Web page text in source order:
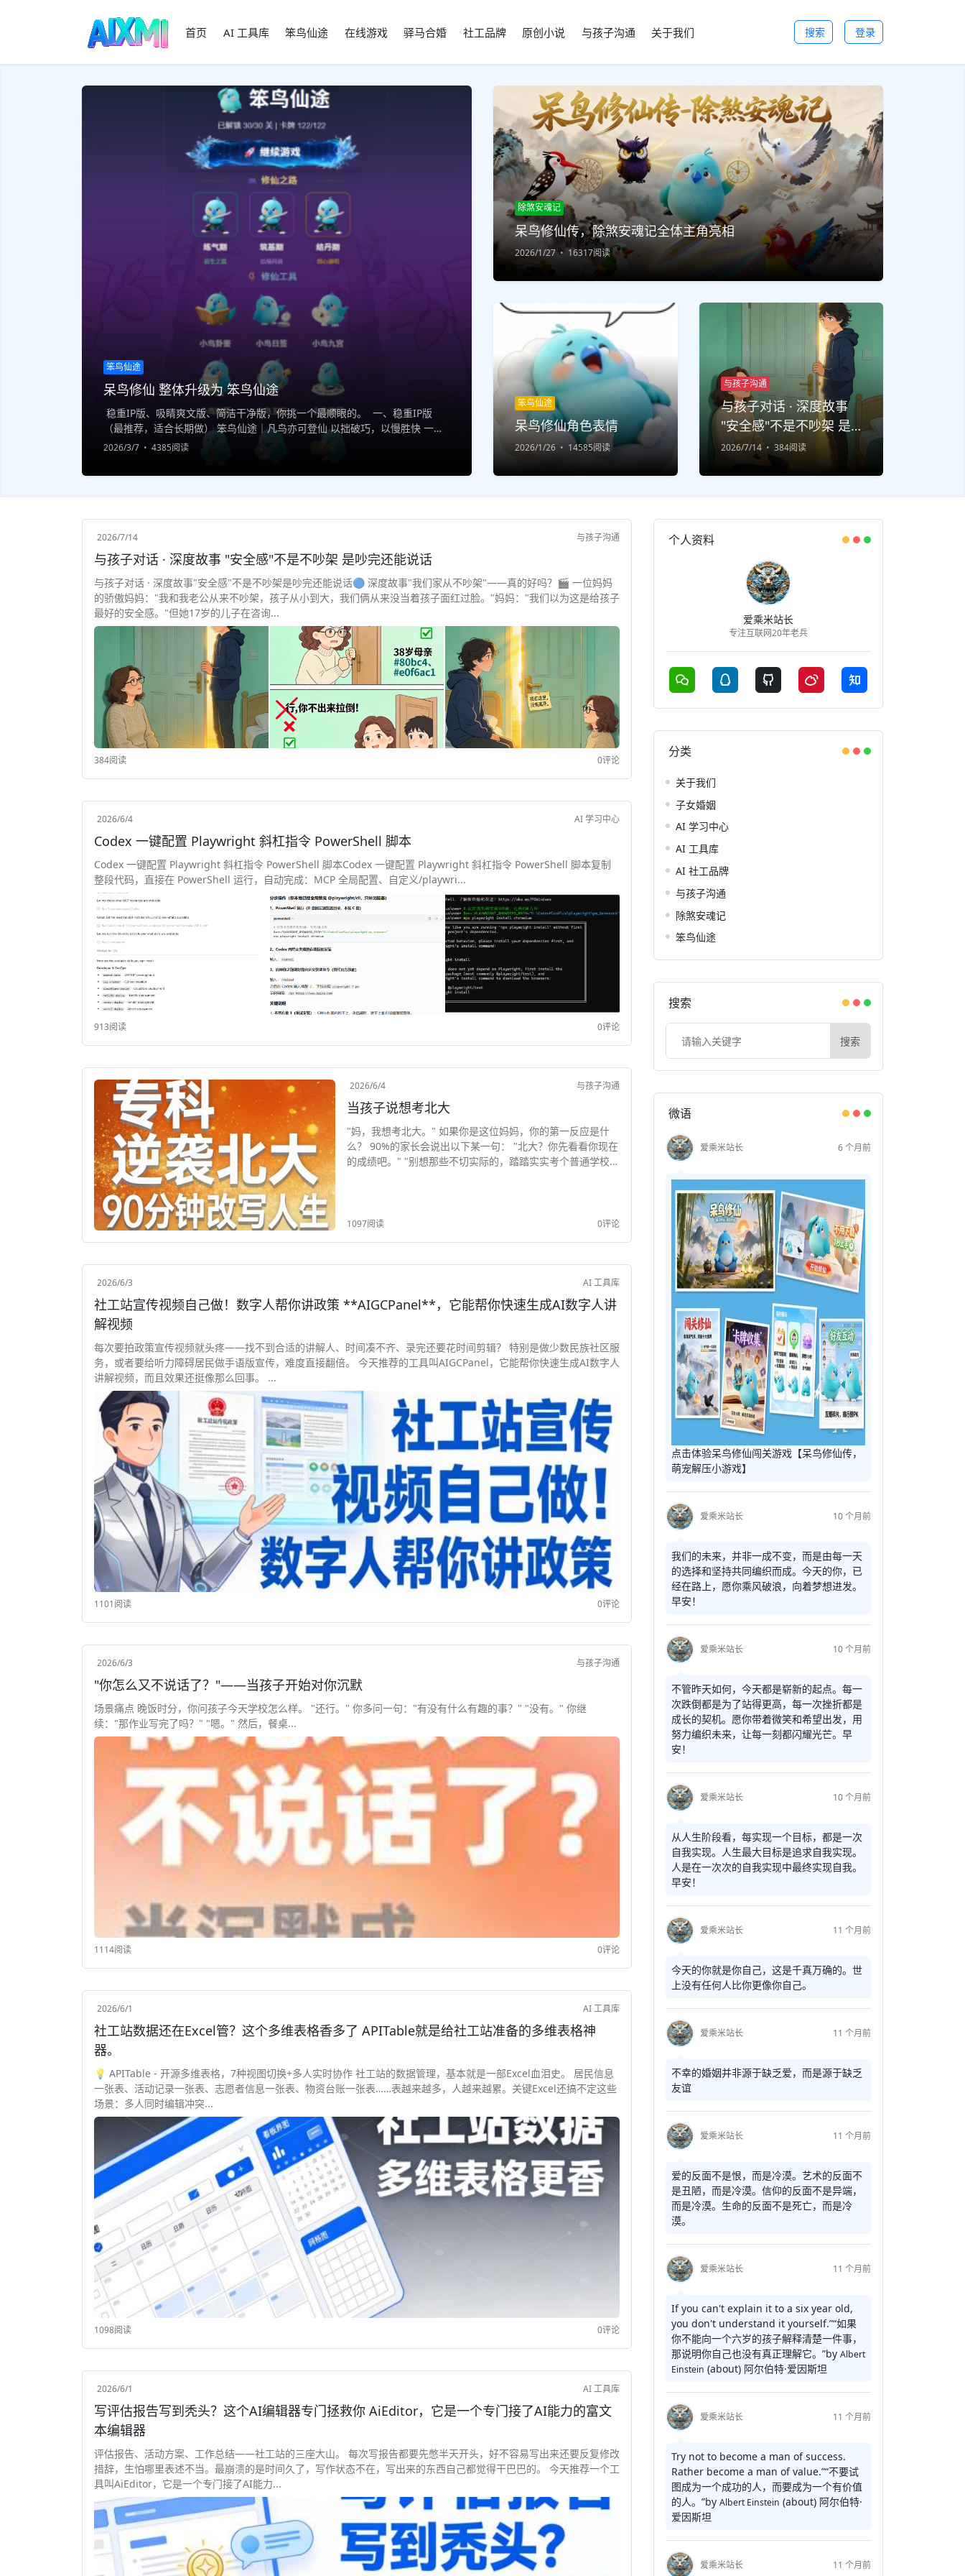
首页 AI 工具库 笨鸟仙途 在线游戏 驿马合婚 社工品牌 原创小说 与孩子沟通 关于我们 搜索 登录
笨鸟仙途
呆鸟修仙 整体升级为 笨鸟仙途
稳重IP版、吸睛爽文版、简洁干净版，你挑一个最顺眼的。 一、稳重IP版
（最推荐，适合长期做） 笨鸟仙途｜凡鸟亦可登仙 以拙破巧，以慢胜快 一步
一印，终成大道 专注原创修仙IP｜小说·游戏·世界观 结缘修仙，...
2026/3/7 4385阅读
除煞安魂记
呆鸟修仙传，除煞安魂记全体主角亮相
2026/1/27 16317阅读
笨鸟仙途
呆鸟修仙角色表情
2026/1/26 14585阅读
与孩子沟通
与孩子对话 · 深度故事
"安全感"不是不吵架 是
吵完还能说话
2026/7/14 384阅读
2026/7/14 与孩子沟通
与孩子对话 · 深度故事 "安全感"不是不吵架 是吵完还能说话
与孩子对话 · 深度故事"安全感"不是不吵架是吵完还能说话🔵 深度故事"我们家从不吵架"——真的好吗？🎬 一位妈妈
的骄傲妈妈："我和我老公从来不吵架，孩子从小到大，我们俩从来没当着孩子面红过脸。"妈妈："我们以为这是给孩子
最好的安全感。"但她17岁的儿子在咨询...
384阅读 0评论
2026/6/4 AI 学习中心
Codex 一键配置 Playwright 斜杠指令 PowerShell 脚本
Codex 一键配置 Playwright 斜杠指令 PowerShell 脚本Codex 一键配置 Playwright 斜杠指令 PowerShell 脚本复制
整段代码，直接在 PowerShell 运行，自动完成：MCP 全局配置、自定义/playwri...
913阅读 0评论
2026/6/4 与孩子沟通
当孩子说想考北大
"妈，我想考北大。" 如果你是这位妈妈，你的第一反应是什
么？ 90%的家长会说出以下某一句： "北大？你先看看你现在
的成绩吧。" "别想那些不切实际的，踏踏实实考个普通学校就
1097阅读 0评论
2026/6/3 AI 工具库
社工站宣传视频自己做！数字人帮你讲政策 **AIGCPanel**，它能帮你快速生成AI数字人讲
解视频
每次要拍政策宣传视频就头疼——找不到合适的讲解人、时间凑不齐、录完还要花时间剪辑？ 特别是做少数民族社区服
务，或者要给听力障碍居民做手语版宣传，难度直接翻倍。 今天推荐的工具叫AIGCPanel，它能帮你快速生成AI数字人
讲解视频，而且效果还挺像那么回事。 ...
1101阅读 0评论
2026/6/3 与孩子沟通
"你怎么又不说话了？"——当孩子开始对你沉默
场景痛点 晚饭时分，你问孩子今天学校怎么样。 "还行。" 你多问一句："有没有什么有趣的事？" "没有。" 你继
续："那作业写完了吗？" "嗯。" 然后，餐桌...
1114阅读 0评论
2026/6/1 AI 工具库
社工站数据还在Excel管？这个多维表格香多了 APITable就是给社工站准备的多维表格神
器。
💡 APITable - 开源多维表格，7种视图切换+多人实时协作 社工站的数据管理，基本就是一部Excel血泪史。 居民信息
一张表、活动记录一张表、志愿者信息一张表、物资台账一张表……表越来越多，人越来越累。关键Excel还搞不定这些
场景：多人同时编辑冲突...
1098阅读 0评论
2026/6/1 AI 工具库
写评估报告写到秃头？这个AI编辑器专门拯救你 AiEditor，它是一个专门接了AI能力的富文
本编辑器
评估报告、活动方案、工作总结——社工站的三座大山。 每次写报告都要先憋半天开头，好不容易写出来还要反复修改
措辞，生怕哪里表述不当。最崩溃的是时间久了，写作状态不在，写出来的东西自己都觉得干巴巴的。 今天推荐一个工
具叫AiEditor，它是一个专门接了AI能力...
个人资料
爱乘米站长
专注互联网20年老兵
分类
关于我们
子女婚姻
AI 学习中心
AI 工具库
AI 社工品牌
与孩子沟通
除煞安魂记
笨鸟仙途
搜索
搜索
微语
爱乘米站长 6 个月前
点击体验呆鸟修仙闯关游戏【呆鸟修仙传，
萌宠解压小游戏】
爱乘米站长 10 个月前
我们的未来，并非一成不变，而是由每一天
的选择和坚持共同编织而成。今天的你，已
经在路上，愿你乘风破浪，向着梦想进发。
早安！
爱乘米站长 10 个月前
不管昨天如何，今天都是崭新的起点。每一
次跌倒都是为了站得更高，每一次挫折都是
成长的契机。愿你带着微笑和希望出发，用
努力编织未来，让每一刻都闪耀光芒。早
安！
爱乘米站长 10 个月前
从人生阶段看，每实现一个目标，都是一次
自我实现。人生最大目标是追求自我实现。
人是在一次次的自我实现中最终实现自我。
早安！
爱乘米站长 11 个月前
今天的你就是你自己，这是千真万确的。世
上没有任何人比你更像你自己。
爱乘米站长 11 个月前
不幸的婚姻并非源于缺乏爱，而是源于缺乏
友谊
爱乘米站长 11 个月前
爱的反面不是恨，而是冷漠。艺术的反面不
是丑陋，而是冷漠。信仰的反面不是异端，
而是冷漠。生命的反面不是死亡，而是冷
漠。
爱乘米站长 11 个月前
If you can't explain it to a six year old,
you don't understand it yourself.”“如果
你不能向一个六岁的孩子解释清楚一件事，
那说明你自己也没有真正理解它。”by Albert
Einstein (about) 阿尔伯特·爱因斯坦
爱乘米站长 11 个月前
Try not to become a man of success.
Rather become a man of value.”“不要试
图成为一个成功的人，而要成为一个有价值
的人。”by Albert Einstein (about) 阿尔伯特·
爱因斯坦
爱乘米站长 11 个月前